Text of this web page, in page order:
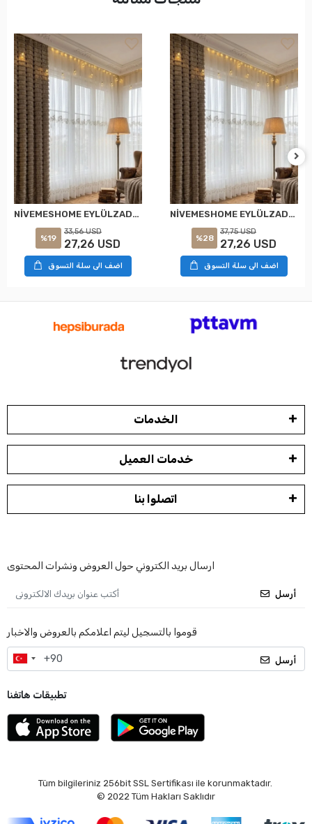
NİVEMESHOME EYLÜLZADE GOLD DETAY 1/2,5 PİLELİ TÜL PERDE APM
%19
33,56 USD
27,26 USD
اضف الى سلة التسوق
NİVEMESHOME EYLÜLZADE GOLD DETAY 1/3 PİLELİ TÜL PERDE APM
%28
37,75 USD
27,26 USD
اضف الى سلة التسوق
الخدمات
خدمات العميل
اتصلوا بنا
ارسال بريد الكتروني حول العروض ونشرات المحتوى
أرسل
قوموا بالتسجيل ليتم اعلامكم بالعروض والاخبار
أرسل
تطبيقات هاتفنا
Tüm bilgileriniz 256bit SSL Sertifikası ile korunmaktadır.
© 2022 Tüm Hakları Saklıdır